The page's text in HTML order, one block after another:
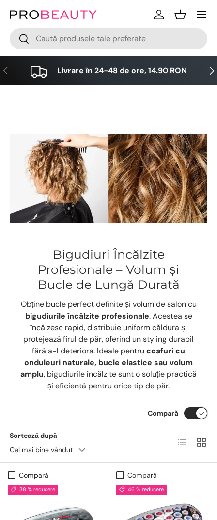
Sari la conținut
Cǎutare
Cǎutare
LogareCos
Meniu
Anterior Livrare în 24-48 de ore, 14.90 RON
Bigudiuri Încălzite
Profesionale – Volum și
Bucle de Lungă Durată
Obține bucle perfect definite și volum de salon cu
bigudiurile încălzite profesionale. Acestea se
încălzesc rapid, distribuie uniform căldura și
protejează firul de păr, oferind un styling durabil
fără a-l deteriora. Ideale pentru coafuri cu
onduleuri naturale, bucle elastice sau volum
amplu, bigudiurile încălzite sunt o soluție practică
și eficientă pentru orice tip de păr.
Sorteazǎ dupǎ
Cel mai bine vândut
Compară
Lista Grid
Compară
38 % reducere
Compară
46 % reducere